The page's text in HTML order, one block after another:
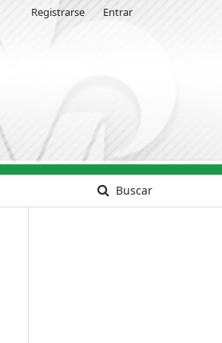
Buscar
Registrarse Entrar